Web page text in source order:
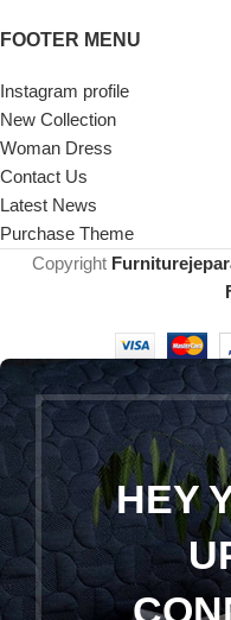
FOOTER MENU
Instagram profile
New Collection
Woman Dress
Contact Us
Latest News
Purchase Theme
Copyright
HEY